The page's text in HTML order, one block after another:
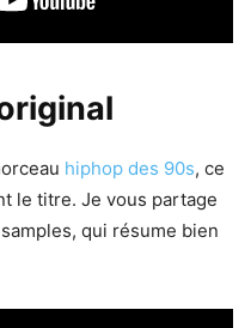
hiphop des 90s, ce
le titre. Je vous partage
qui résume bien